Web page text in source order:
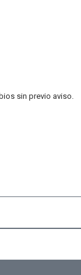
sin previo aviso.